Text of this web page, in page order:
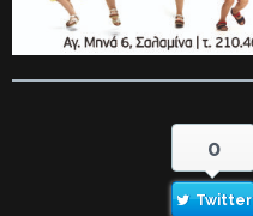
0
Twitter